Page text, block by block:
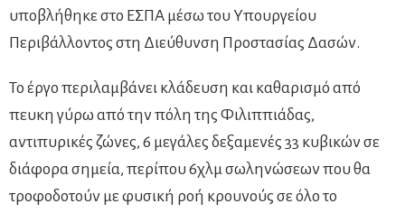
υποβλήθηκε στο ΕΣΠΑ μέσω του Υπουργείου
Περιβάλλοντος στη Διεύθυνση Προστασίας Δασών.
Το έργο περιλαμβάνει κλάδευση και καθαρισμό από
πευκη γύρω από την πόλη της Φιλιππιάδας,
αντιπυρικές ζώνες, 6 μεγάλες δεξαμενές 33 κυβικών σε
διάφορα σημεία, περίπου 6χλμ σωληνώσεων που θα
τροφοδοτούν με φυσική ροή κρουνούς σε όλο το